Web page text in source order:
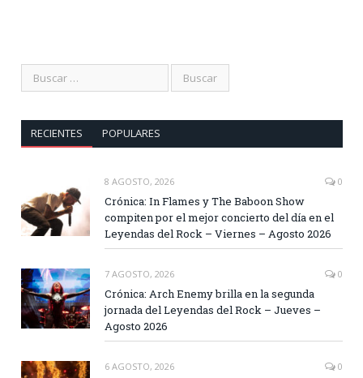
RECIENTES POPULARES
8 AGOSTO, 2026 0
Crónica: In Flames y The Baboon Show
compiten por el mejor concierto del día en el
Leyendas del Rock – Viernes – Agosto 2026
7 AGOSTO, 2026 0
Crónica: Arch Enemy brilla en la segunda
jornada del Leyendas del Rock – Jueves –
Agosto 2026
6 AGOSTO, 2026 0